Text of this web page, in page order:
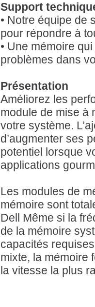
Support
• Notre équipe de
pour répondre à
• Une mémoire
problèmes dans
Présentation
Améliorez les
module de mise à
votre système.
d’augmenter ses
potentiel lorsque
applications
Les modules de
mémoire sont
Dell Même si la
de la mémoire
capacités
mixte, la mémoire
la vitesse la plus